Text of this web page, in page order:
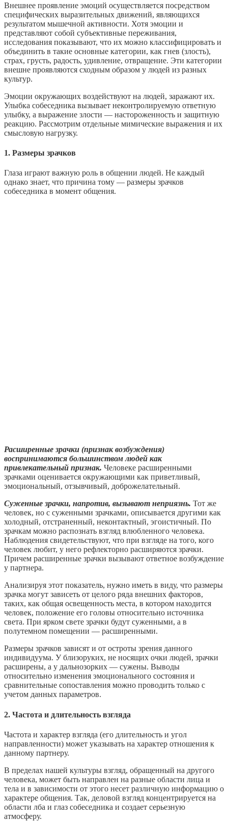
Внешнее проявление эмоций осуществляется посредством
специфических выразительных движений, являющихся
результатом мышечной активности. Хотя эмоции и
представляют собой субъективные переживания,
исследования показывают, что их можно классифицировать и
объединить в такие основные категории, как гнев (злость),
страх, грусть, радость, удивление, отвращение. Эти категории
внешне проявляются сходным образом у людей из разных
культур.
Эмоции окружающих воздействуют на людей, заражают их.
Улыбка собеседника вызывает неконтролируемую ответную
улыбку, а выражение злости — настороженность и защитную
реакцию. Рассмотрим отдельные мимические выражения и их
смысловую нагрузку.
1. Размеры зрачков
Глаза играют важную роль в общении людей. Не каждый
однако знает, что причина тому — размеры зрачков
собеседника в момент общения.
Расширенные зрачки (признак возбуждения)
воспринимаются большинством людей как
привлекательный признак. Человеке расширенными
зрачками оценивается окружающими как приветливый,
эмоциональный, отзывчивый, доброжелательный.
Суженные зрачки, напротив, вызывают неприязнь. Тот же
человек, но с суженными зрачками, описывается другими как
холодный, отстраненный, неконтактный, эгоистичный. По
зрачкам можно распознать взгляд влюбленного человека.
Наблюдения свидетельствуют, что при взгляде на того, кого
человек любит, у него рефлекторно расширяются зрачки.
Причем расширенные зрачки вызывают ответное возбуждение
у партнера.
Анализируя этот показатель, нужно иметь в виду, что размеры
зрачка могут зависеть от целого ряда внешних факторов,
таких, как общая освещенность места, в котором находится
человек, положение его головы относительно источника
света. При ярком свете зрачки будут суженными, а в
полутемном помещении — расширенными.
Размеры зрачков зависят и от остроты зрения данного
индивидуума. У близоруких, не носящих очки людей, зрачки
расширены, а у дальнозорких — сужены. Выводы
относительно изменения эмоционального состояния и
сравнительные сопоставления можно проводить только с
учетом данных параметров.
2. Частота и длительность взгляда
Частота и характер взгляда (его длительность и угол
направленности) может указывать на характер отношения к
данному партнеру.
В пределах нашей культуры взгляд, обращенный на другого
человека, может быть направлен на разные области лица и
тела и в зависимости от этого несет различную информацию о
характере общения. Так, деловой взгляд концентрируется на
области лба и глаз собеседника и создает серьезную
атмосферу.